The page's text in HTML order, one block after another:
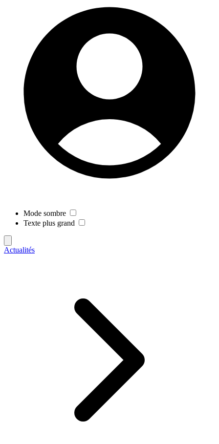
Mode sombre
Texte plus grand
Actualités